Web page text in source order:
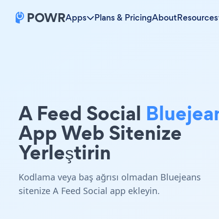
Apps Plans & PricingAboutResources
A Feed Social
App Web Sitenize
Yerleştirin
Kodlama veya baş ağrısı olmadan Bluejeans
sitenize A Feed Social app ekleyin.